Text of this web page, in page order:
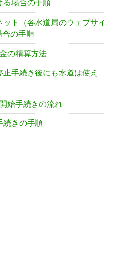
る場合の手順
ット（各水道局のウェブサイ
合の手順
の精算方法
止手続き後にも水道は使え
始手続きの流れ
続きの手順